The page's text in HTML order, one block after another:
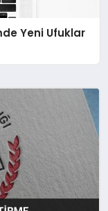
Yeni Ufuklar